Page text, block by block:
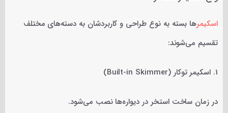
اسکیمرها بسته به نوع طراحی و کاربردشان به دسته‌های مختلف
تقسیم می‌شوند:
1. اسکیمر توکار (Built-in Skimmer)
در زمان ساخت استخر در دیواره‌ها نصب می‌شود.